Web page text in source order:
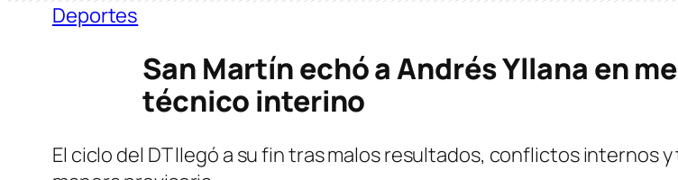
Deportes
San Martín echó a Andrés Yllana en
técnico interino
El ciclo del DT llegó a su fin tras malos resultados, conflictos internos